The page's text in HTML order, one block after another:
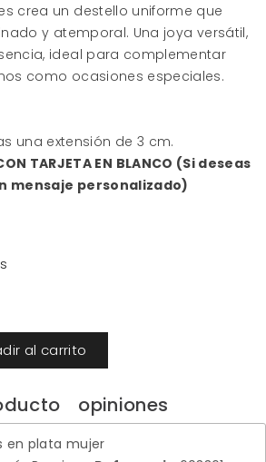
crea un destello uniforme que
y atemporal. Una joya versátil,
ideal para complementar
como ocasiones especiales.
una extensión de 3 cm.
TARJETA EN BLANCO (Si deseas
mensaje personalizado)
al carrito
opiniones
en plata mujer